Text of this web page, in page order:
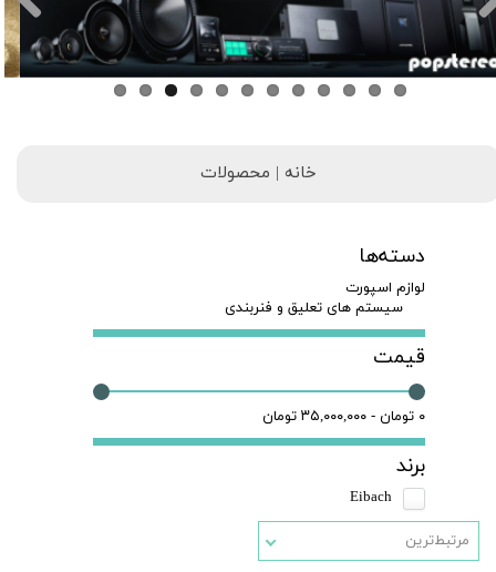
خانه | محصولات
دسته‌ها
لوازم اسپورت
سیستم های تعلیق و فنربندی
قیمت
۰ تومان - ۳۵,۰۰۰,۰۰۰ تومان
برند
Eibach
مرتبط‌ترین